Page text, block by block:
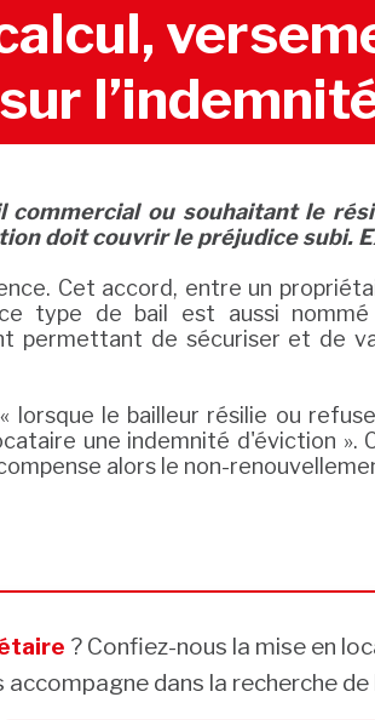
commercial ou souhaitant le
doit couvrir le préjudice subi.
Cet accord, entre un
type de bail est aussi
permettant de sécuriser et de
lorsque le bailleur résilie ou
une indemnité d'éviction ».
alors le non-
? Confiez-nous la mise en
accompagne dans la recherche